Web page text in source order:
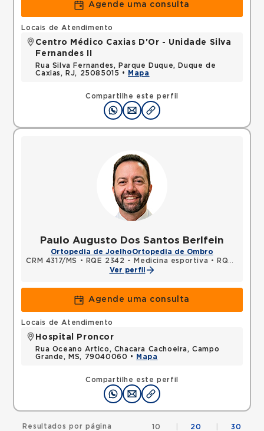
Agende uma consulta
Compartilhe este perfil
Locais de Atendimento
Centro Médico Caxias D'Or - Unidade Silva
Fernandes II
Rua Silva Fernandes, Parque Duque, Duque de
Caxias, RJ, 25085015 •
Mapa
Paulo Augusto Dos Santos Berlfein
Ortopedia de JoelhoOrtopedia de Ombro
CRM 4317/MS
• RQE 2342 - Medicina esportiva •
RQE 2343 - Ortopedia e traumatologia
Ver perfil
Agende uma consulta
Compartilhe este perfil
Locais de Atendimento
Hospital Proncor
Rua Oceano Artico, Chacara Cachoeira, Campo
Grande, MS, 79040060 •
Mapa
Resultados por página 10 20 30